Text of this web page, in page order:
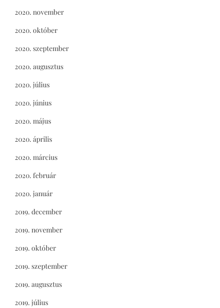
2020. november
2020. október
2020. szeptember
2020. augusztus
2020. július
2020. június
2020. május
2020. április
2020. március
2020. február
2020. január
2019. december
2019. november
2019. október
2019. szeptember
2019. augusztus
2019. július